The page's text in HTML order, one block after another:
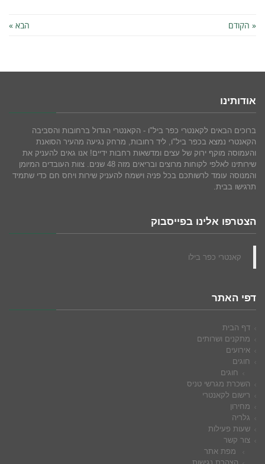
« הקודם הבא »
אודותינו
ברוכים הבאים לקאנטרי כפר ביל"ו - הקאנטרי הגדול ברחובות והסביבה
הקאנטרי נמצא בכפר ביל"ו, ליד רחובות, מרחק נגיעה מהעיר הסואנת
והעמוסה מוקף ירוק של עצים ומדשאות רחבות ידיים! אנו גאים להעניק את
שירותינו לאלפי לקוחות מרוצים ובריאים מזה 48 שנים. צוות העובדים המיומן
והמנוסה עומד לרשותכם בכל פניה וישמח להעניק שירות ויחס חם כדי שתמיד
תרגישו בבית.
הצטרפו אלינו בפייסבוק
‏קאנטרי כפר בילו‏
דפי האתר
דף הבית
מתקנים ושרותים
אירועים
חוגים
חוגים
השכרת מגרשי טניס
רישום לקאנטרי
מחירון
גלריה
שעות פעילות
צור קשר
מפת אתר